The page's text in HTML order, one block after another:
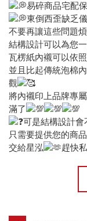
易碎商品宅配
東倒西歪缺乏
不要再讓這些問題
結構設計可以為您
瓦楞紙內襯可以依
並且比起傳統泡棉
觀
將內襯印上品牌專
滿了
可是結構設計會
只需要提供您的商
交給星泓
趕快